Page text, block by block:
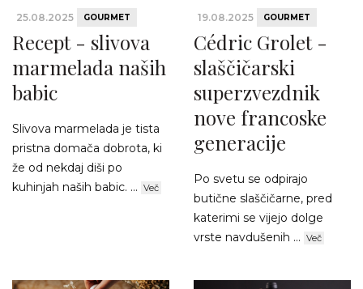
25.08.2025 GOURMET
Recept - slivova
marmelada naših
babic
Slivova marmelada je tista
pristna domača dobrota, ki
že od nekdaj diši po
kuhinjah naših babic. ... Več
19.08.2025 GOURMET
Cédric Grolet -
slaščičarski
superzvezdnik
nove francoske
generacije
Po svetu se odpirajo
butične slaščičarne, pred
katerimi se vijejo dolge
vrste navdušenih ... Več